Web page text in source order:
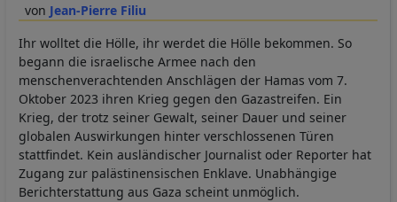
Jean-Pierre Filiu
Ihr wolltet die Hölle, ihr werdet die Hölle bekommen. So
begann die israelische Armee nach den
menschenverachtenden Anschlägen der Hamas vom 7.
Oktober 2023 ihren Krieg gegen den Gazastreifen. Ein
Krieg, der trotz seiner Gewalt, seiner Dauer und seiner
globalen Auswirkungen hinter verschlossenen Türen
stattfindet. Kein ausländischer Journalist oder Reporter hat
Zugang zur palästinensischen Enklave. Unabhängige
Berichterstattung aus Gaza scheint unmöglich.